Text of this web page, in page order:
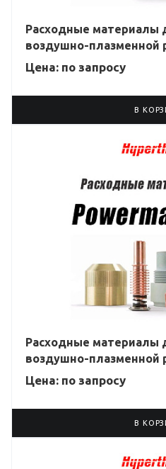
Расходные материалы
воздушно-плазменной
Цена: по запросу
В
Расходные материалы
воздушно-плазменной
Цена: по запросу
В